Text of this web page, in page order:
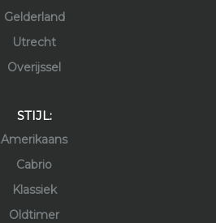
Gelderland
Utrecht
Overijssel
STIJL:
Amerikaans
Cabrio
Klassiek
Oldtimer